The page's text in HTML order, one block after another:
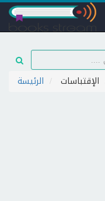
الرئيسة الإقتباسات